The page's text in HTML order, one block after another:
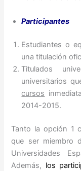
Participantes
Estudiantes o
una titulación
Titulados
universitarios
cursos
2014-2015.
Tanto la opción 1
que ser miembro
Universidades
Además, los